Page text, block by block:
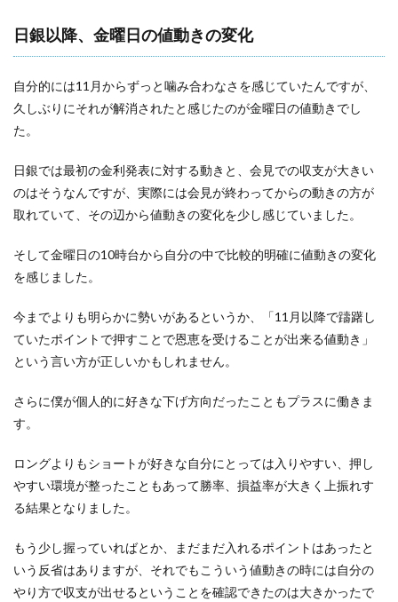
日銀以降、金曜日の値動きの変化
自分的には11月からずっと噛み合わなさを感じていたんですが、
久しぶりにそれが解消されたと感じたのが金曜日の値動きでし
た。
日銀では最初の金利発表に対する動きと、会見での収支が大きい
のはそうなんですが、実際には会見が終わってからの動きの方が
取れていて、その辺から値動きの変化を少し感じていました。
そして金曜日の10時台から自分の中で比較的明確に値動きの変化
を感じました。
今までよりも明らかに勢いがあるというか、「11月以降で躊躇し
ていたポイントで押すことで恩恵を受けることが出来る値動き」
という言い方が正しいかもしれません。
さらに僕が個人的に好きな下げ方向だったこともプラスに働きま
す。
ロングよりもショートが好きな自分にとっては入りやすい、押し
やすい環境が整ったこともあって勝率、損益率が大きく上振れす
る結果となりました。
もう少し握っていればとか、まだまだ入れるポイントはあったと
いう反省はありますが、それでもこういう値動きの時には自分の
やり方で収支が出せるということを確認できたのは大きかったで